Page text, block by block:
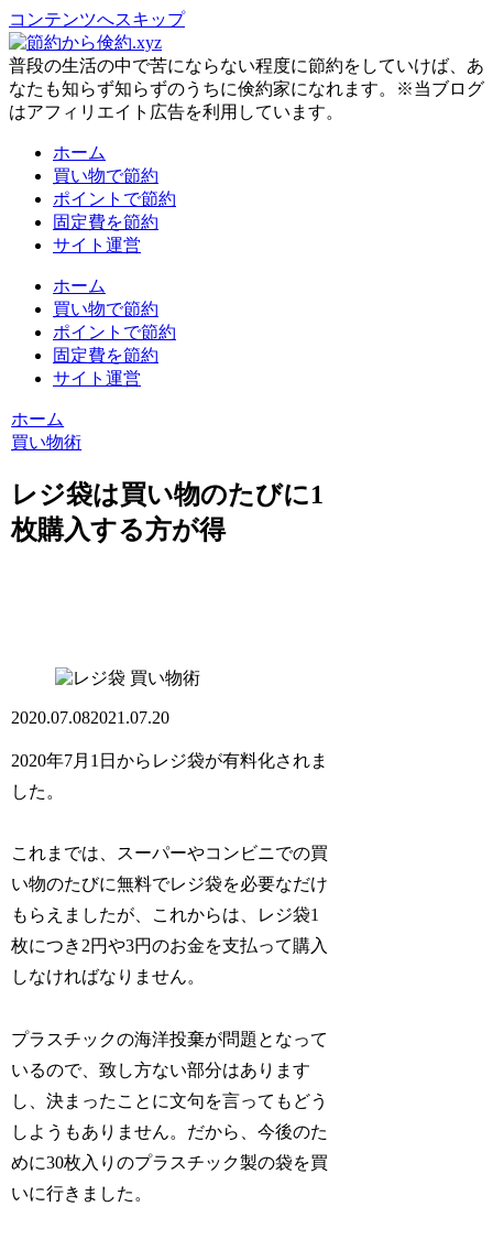
コンテンツへスキップ
普段の生活の中で苦にならない程度に節約をしていけば、あ
なたも知らず知らずのうちに倹約家になれます。※当ブログ
はアフィリエイト広告を利用しています。
ホーム
買い物で節約
ポイントで節約
固定費を節約
サイト運営
ホーム
買い物で節約
ポイントで節約
固定費を節約
サイト運営
ホーム
買い物術
レジ袋は買い物のたびに1
枚購入する方が得
買い物術
2020.07.082021.07.20
2020年7月1日からレジ袋が有料化されま
した。
これまでは、スーパーやコンビニでの買
い物のたびに無料でレジ袋を必要なだけ
もらえましたが、これからは、レジ袋1
枚につき2円や3円のお金を支払って購入
しなければなりません。
プラスチックの海洋投棄が問題となって
いるので、致し方ない部分はあります
し、決まったことに文句を言ってもどう
しようもありません。だから、今後のた
めに30枚入りのプラスチック製の袋を買
いに行きました。